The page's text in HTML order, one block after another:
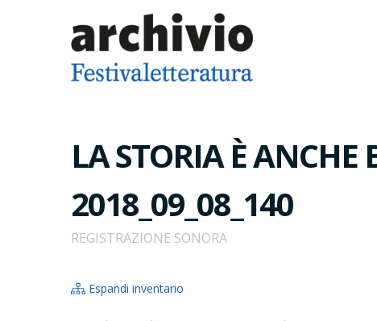
LA STORIA È ANCHE
2018_09_08_140
REGISTRAZIONE SONORA
Espandi inventario